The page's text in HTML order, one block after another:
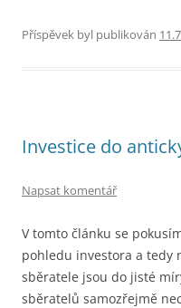
Příspěvek byl publikován
Investice do
Napsat komentář
V tomto článku se
pohledu investora a tedy
sběratele jsou do jisté
sběratelů samozřejmě